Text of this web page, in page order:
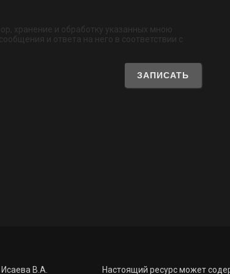
хранение и обработку указанных мною
и ответа на него в соответствии с
В.А. Настоящий ресурс может